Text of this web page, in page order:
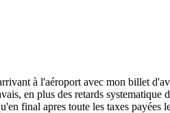
à l'aéroport avec mon billet
en plus des retards
final apres toute les taxes